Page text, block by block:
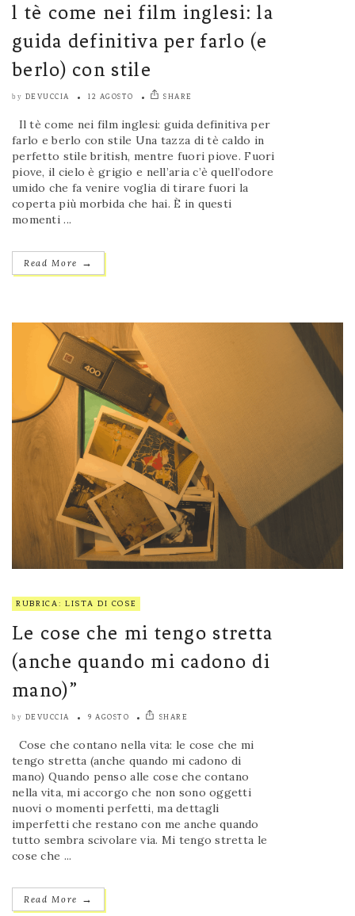
l tè come nei film inglesi: la
guida definitiva per farlo (e
berlo) con stile
by DEVUCCIA 12 AGOSTO SHARE
Il tè come nei film inglesi: guida definitiva per
farlo e berlo con stile Una tazza di tè caldo in
perfetto stile british, mentre fuori piove. Fuori
piove, il cielo è grigio e nell’aria c’è quell’odore
umido che fa venire voglia di tirare fuori la
coperta più morbida che hai. È in questi
momenti ...
Read More →
RUBRICA: LISTA DI COSE
Le cose che mi tengo stretta
(anche quando mi cadono di
mano)”
by DEVUCCIA 9 AGOSTO SHARE
Cose che contano nella vita: le cose che mi
tengo stretta (anche quando mi cadono di
mano) Quando penso alle cose che contano
nella vita, mi accorgo che non sono oggetti
nuovi o momenti perfetti, ma dettagli
imperfetti che restano con me anche quando
tutto sembra scivolare via. Mi tengo stretta le
cose che ...
Read More →